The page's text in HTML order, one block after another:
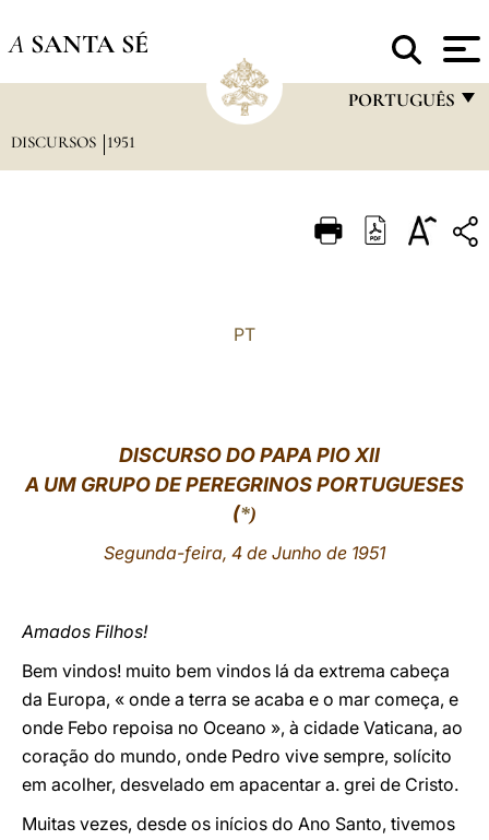
A SANTA SÉ
PORTUGUÊS
ITALIANO
中文
DISCURSOS 1951
PT
DISCURSO DO PAPA PIO XII
A UM GRUPO DE PEREGRINOS PORTUGUESES
(*)
Segunda-feira, 4 de Junho de 1951
Amados Filhos!
Bem vindos! muito bem vindos lá da extrema cabeça
da Europa, « onde a terra se acaba e o mar começa, e
onde Febo repoisa no Oceano », à cidade Vaticana, ao
coração do mundo, onde Pedro vive sempre, solícito
em acolher, desvelado em apacentar a. grei de Cristo.
Muitas vezes, desde os inícios do Ano Santo, tivemos